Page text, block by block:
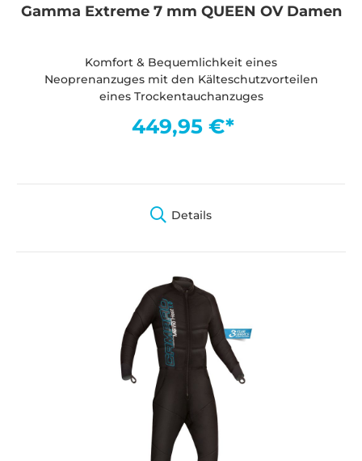
Gamma Extreme 7 mm QUEEN OV Damen
Komfort & Bequemlichkeit eines
Neoprenanzuges mit den Kälteschutzvorteilen
eines Trockentauchanzuges
449,95 €*
Details